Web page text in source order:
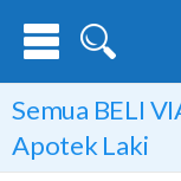
Semua BELI
Apotek Laki